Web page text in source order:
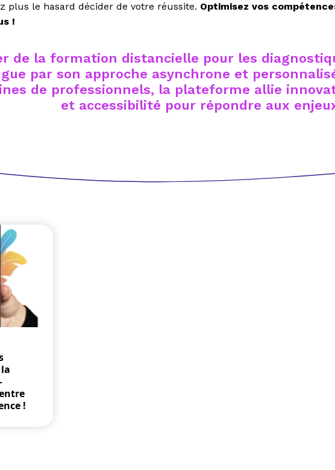
plus le hasard décider de votre réussite. Optimisez vos
!
de la formation distancielle pour les
par son approche asynchrone et
de professionnels, la plateforme allie
et accessibilité pour répondre aux
!